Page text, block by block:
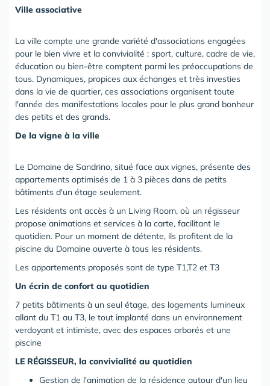
Ville associative
La ville compte une grande variété d'associations engagées
pour le bien vivre et la convivialité : sport, culture, cadre de vie,
éducation ou bien-être comptent parmi les préoccupations de
tous. Dynamiques, propices aux échanges et très investies
dans la vie de quartier, ces associations organisent toute
l'année des manifestations locales pour le plus grand bonheur
des petits et des grands.
De la vigne à la ville
Le Domaine de Sandrino, situé face aux vignes, présente des
appartements optimisés de 1 à 3 pièces dans de petits
bâtiments d'un étage seulement.
Les résidents ont accès à un Living Room, où un régisseur
propose animations et services à la carte, facilitant le
quotidien. Pour un moment de détente, ils profitent de la
piscine du Domaine ouverte à tous les résidents.
Les appartements proposés sont de type T1,T2 et T3
Un écrin de confort au quotidien
7 petits bâtiments à un seul étage, des logements lumineux
allant du T1 au T3, le tout implanté dans un environnement
verdoyant et intimiste, avec des espaces arborés et une
piscine
LE RÉGISSEUR, la convivialité au quotidien
Gestion de l'animation de la résidence autour d'un lieu